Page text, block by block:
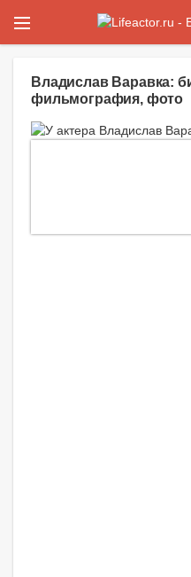
Владислав Варавка:
фильмография, фото